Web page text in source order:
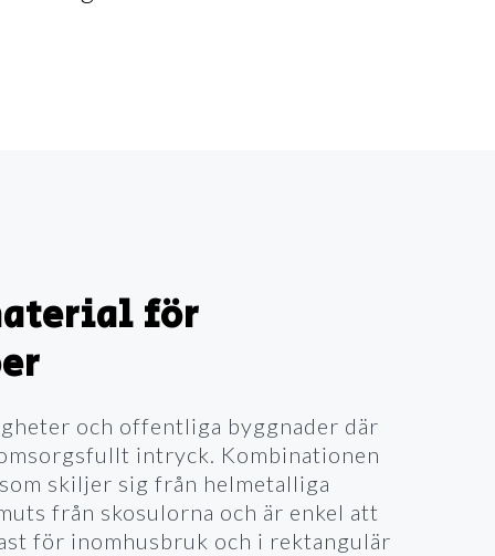
för
och offentliga byggnader där
intryck. Kombinationen
skiljer sig från helmetalliga
från skosulorna och är enkel att
för inomhusbruk och i rektangulär